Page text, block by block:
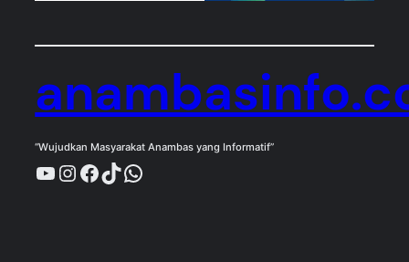
“Wujudkan Masyarakat Anambas yang Informatif”
YouTube
Instagram
Facebook
TikTok
WhatsApp